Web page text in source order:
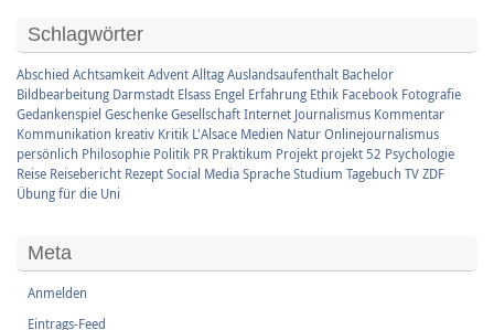
Schlagwörter
Abschied AchtsamkeitAdventAlltagAuslandsaufenthalt Bachelor
Bildbearbeitung Darmstadt Elsass Engel Erfahrung Ethik Facebook Fotografie
Gedankenspiel GeschenkeGesellschaftInternet Journalismus Kommentar
Kommunikation kreativ Kritik L'Alsace Medien NaturOnlinejournalismus
persönlich Philosophie Politik PR Praktikum Projekt projekt 52 Psychologie
Reise Reisebericht RezeptSocial MediaSpracheStudium Tagebuch TVZDF
Übung für die Uni
Meta
Anmelden
Eintrags-Feed